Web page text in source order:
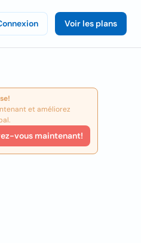
Voir les plans
et améliorez
vous maintenant!